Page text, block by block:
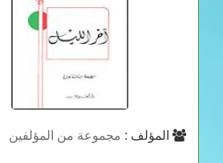
المؤلف : مجموعة من المؤلفين